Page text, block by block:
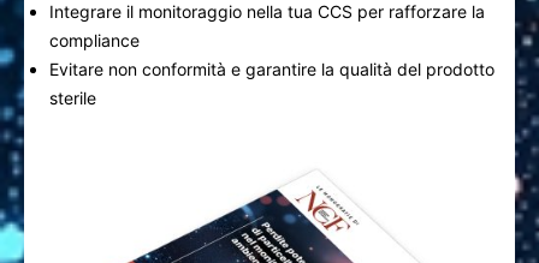
Integrare il monitoraggio nella tua CCS per rafforzare la
compliance
Evitare non conformità e garantire la qualità del prodotto
sterile